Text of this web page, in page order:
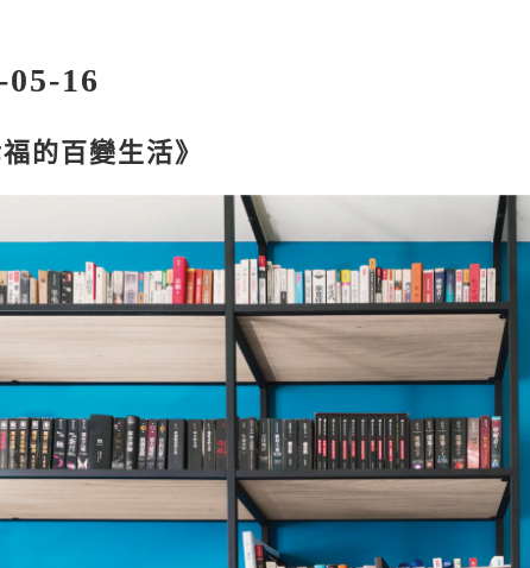
16
的百變生活》